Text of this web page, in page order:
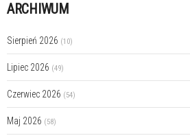
ARCHIWUM
Sierpień 2026 (10)
Lipiec 2026 (49)
Czerwiec 2026 (54)
Maj 2026 (58)